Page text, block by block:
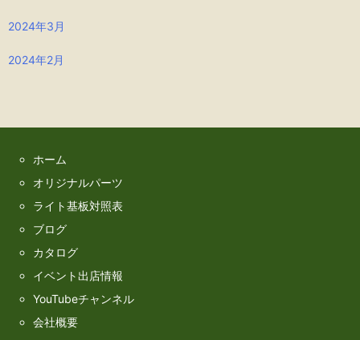
2024年3月
2024年2月
ホーム
オリジナルパーツ
ライト基板対照表
ブログ
カタログ
イベント出店情報
YouTubeチャンネル
会社概要